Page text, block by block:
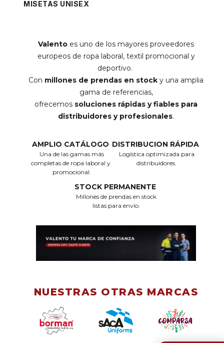
CAMISETAS UNISEX
Valento es uno de los mayores proveedores
europeos de ropa laboral, textil promocional y
deportivo.
Con millones de prendas en stock y una amplia
gama de referencias,
ofrecemos soluciones rápidas y fiables para
distribuidores y profesionales.
AMPLIO CATÁLOGO
Una de las gamas más
completas de ropa laboral y
promocional.
DISTRIBUCION RÁPIDA
Logística optimizada para
distribuidores.
STOCK PERMANENTE
Millones de prendas en stock
listas para envío.
NUESTRAS OTRAS MARCAS